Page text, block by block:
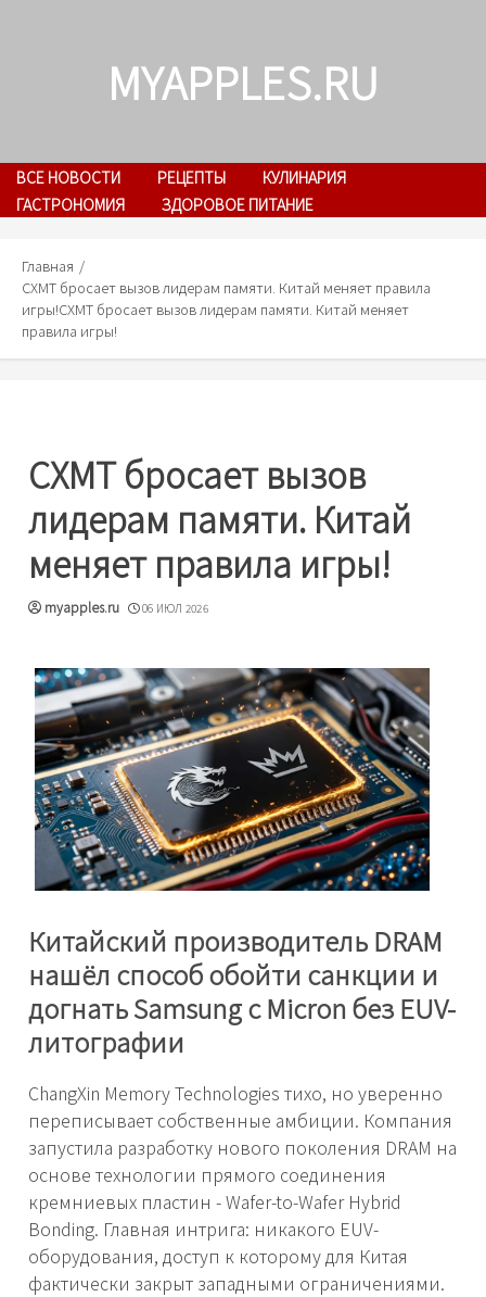
MYAPPLES.RU
ВСЕ НОВОСТИ РЕЦЕПТЫ
КУЛИНАРИЯ
ГАСТРОНОМИЯ
ЗДОРОВОЕ ПИТАНИЕ
Главная
CXMT бросает вызов лидерам памяти. Китай меняет правила
игры!CXMT бросает вызов лидерам памяти. Китай меняет
правила игры!
CXMT бросает вызов
лидерам памяти. Китай
меняет правила игры!
myapples.ru 06 ИЮЛ 2026
Китайский производитель DRAM
нашёл способ обойти санкции и
догнать Samsung с Micron без EUV-
литографии
ChangXin Memory Technologies тихо, но уверенно
переписывает собственные амбиции. Компания
запустила разработку нового поколения DRAM на
основе технологии прямого соединения
кремниевых пластин - Wafer-to-Wafer Hybrid
Bonding. Главная интрига: никакого EUV-
оборудования, доступ к которому для Китая
фактически закрыт западными ограничениями.